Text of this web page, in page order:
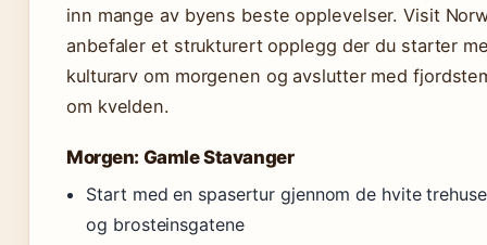
inn mange av byens beste opplevelser. Visit
anbefaler et strukturert opplegg der du starter
kulturarv om morgenen og avslutter med
om kvelden.
Morgen: Gamle Stavanger
Start med en spasertur gjennom de hvite
og brosteinsgatene